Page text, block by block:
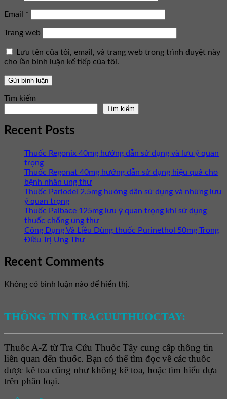
Email *
Trang web
Lưu tên của tôi, email, và trang web trong trình duyệt này
cho lần bình luận kế tiếp của tôi.
Tìm kiếm
Tìm kiếm
Recent Posts
Thuốc Regonix 40mg hướng dẫn sử dụng và lưu ý quan
trọng
Thuốc Regonat 40mg hướng dẫn sử dụng hiệu quả cho
bệnh nhân ung thư
Thuốc Parlodel 2.5mg hướng dẫn sử dụng và những lưu
ý quan trọng
Thuốc Palbace 125mg lưu ý quan trọng khi sử dụng
thuốc chống ung thư
Công Dụng Và Liều Dùng thuốc Purinethol 50mg Trong
Điều Trị Ung Thư
Recent Comments
Không có bình luận nào để hiển thị.
THÔNG TIN TRACUUTHUOCTAY:
Thuốc A-Z từ Tra Cứu Thuốc Tây cung cấp thông tin
liên quan đến thuốc. Bạn có thể tìm đọc về các thuốc
được kê toa cũng như không kê toa, hoặc tìm hiểu dựa
trên phân loại.